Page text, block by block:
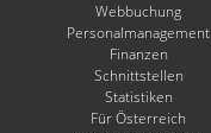
Webbuchung
Personalmanagement
Finanzen
Schnittstellen
Statistiken
Für Österreich